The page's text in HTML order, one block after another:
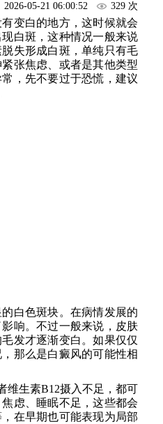
2026-05-21 06:00:52 329 次
变白的地方，这时候就会
白斑，这种情况一般来说
失形成白斑，单纯只有毛
张焦虑、或者是其他类型
，先不要过于恐慌，建议
白色斑块。在病情发展的
响。不过一般来说，皮肤
发才逐渐变白。如果仅仅
那么是白癜风的可能性相
维生素B12摄入不足，都可
虑、睡眠不足，这些都会
在早期也可能表现为局部